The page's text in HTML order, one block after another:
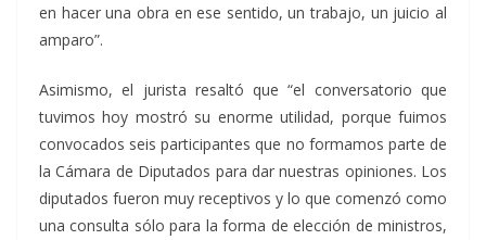
en hacer una obra en ese sentido, un trabajo, un juicio al
amparo”.
Asimismo, el jurista resaltó que “el conversatorio que
tuvimos hoy mostró su enorme utilidad, porque fuimos
convocados seis participantes que no formamos parte de
la Cámara de Diputados para dar nuestras opiniones. Los
diputados fueron muy receptivos y lo que comenzó como
una consulta sólo para la forma de elección de ministros,